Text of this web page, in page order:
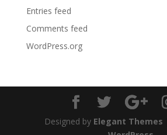
Entries feed
Comments feed
WordPress.org
Designed by Elegant Themes